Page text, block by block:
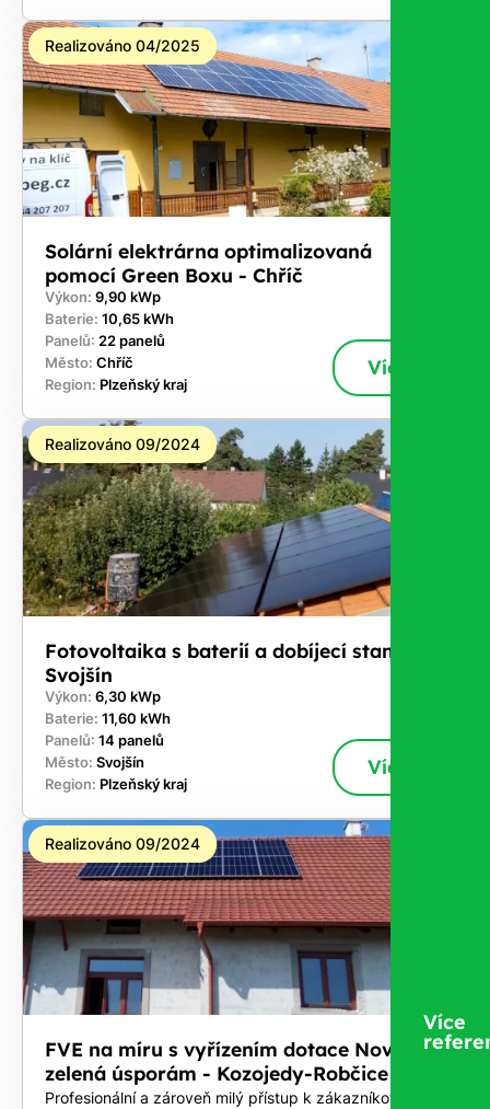
Realizováno 04/2025
Solární elektrárna optimalizovaná
pomocí Green Boxu - Chříč
Výkon: 9,90 kWp
Baterie: 10,65 kWh
Panelů: 22 panelů
Město: Chříč
Region: Plzeňský kraj
Více
Realizováno 09/2024
Fotovoltaika s baterií a dobíjecí stanici -
Svojšín
Výkon: 6,30 kWp
Baterie: 11,60 kWh
Panelů: 14 panelů
Město: Svojšín
Region: Plzeňský kraj
Více
Realizováno 09/2024
FVE na míru s vyřízením dotace Nová
zelená úsporám - Kozojedy-Robčice
Profesionální a zároveň milý přístup k zákazníkovi. Vše
Více